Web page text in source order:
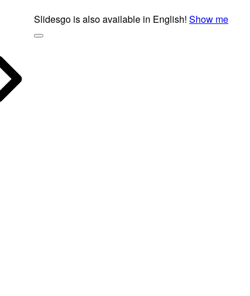
Slidesgo is also available in English! Show me